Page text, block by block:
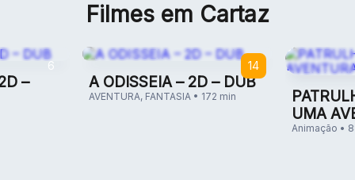
Filmes em Cartaz
–
6
A ODISSEIA – 2D – DUB
AVENTURA, FANTASIA • 172 min
14
UMA
2D –
Animação •